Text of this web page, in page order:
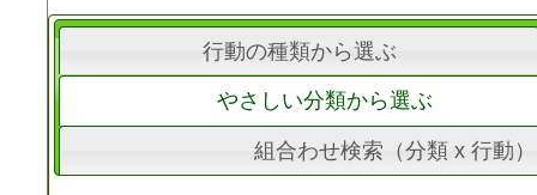
行動の種類から選ぶ
やさしい分類から選ぶ
組合わせ検索（分類 x 行動）